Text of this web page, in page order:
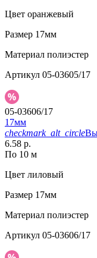
Цвет оранжевый
Размер 17мм
Материал полиэстер
Артикул 05-03605/17
05-03606/17
17мм
checkmark_alt_circle
6.58 р.
По 10 м
Цвет лиловый
Размер 17мм
Материал полиэстер
Артикул 05-03606/17